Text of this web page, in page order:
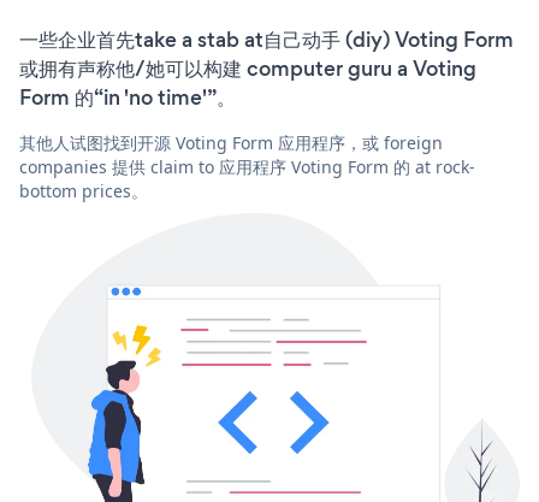
一些企业首先take a stab at自己动手 (diy) Voting Form
或拥有声称他/她可以构建 computer guru a Voting
Form 的“in 'no time'”。
其他人试图找到开源 Voting Form 应用程序，或 foreign
companies 提供 claim to 应用程序 Voting Form 的 at rock-
bottom prices。